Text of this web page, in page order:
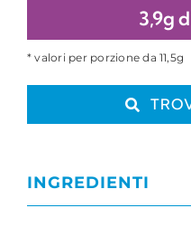
3,9g
* valori per porzione da 11,5g
INGREDIENTI